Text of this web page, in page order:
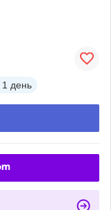
1 день